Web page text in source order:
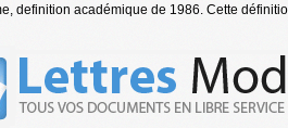
definition académique de 1986. Cette